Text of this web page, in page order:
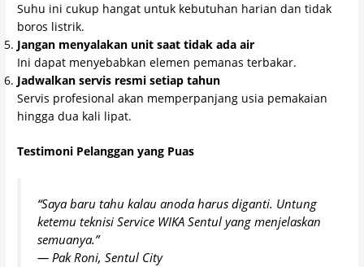
Suhu ini cukup hangat untuk kebutuhan harian dan tidak
boros listrik.
Jangan menyalakan unit saat tidak ada air
Ini dapat menyebabkan elemen pemanas terbakar.
Jadwalkan servis resmi setiap tahun
Servis profesional akan memperpanjang usia pemakaian
hingga dua kali lipat.
Testimoni Pelanggan yang Puas
“Saya baru tahu kalau anoda harus diganti. Untung
ketemu teknisi Service WIKA Sentul yang menjelaskan
semuanya.”
—Pak Roni, Sentul City